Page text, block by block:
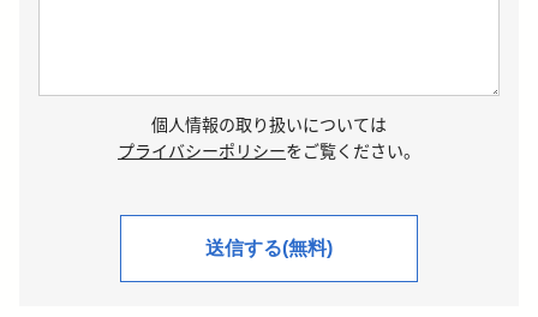
個人情報の取り扱いについては
プライバシーポリシーをご覧ください。